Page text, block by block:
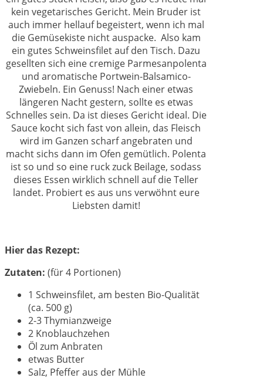
kein vegetarisches Gericht. Mein Bruder ist
auch immer hellauf begeistert, wenn ich mal
die Gemüsekiste nicht auspacke. Also kam
ein gutes Schweinsfilet auf den Tisch. Dazu
gesellten sich eine cremige Parmesanpolenta
und aromatische Portwein-Balsamico-
Zwiebeln. Ein Genuss! Nach einer etwas
längeren Nacht gestern, sollte es etwas
Schnelles sein. Da ist dieses Gericht ideal. Die
Sauce kocht sich fast von allein, das Fleisch
wird im Ganzen scharf angebraten und
macht sichs dann im Ofen gemütlich. Polenta
ist so und so eine ruck zuck Beilage, sodass
dieses Essen wirklich schnell auf die Teller
landet. Probiert es aus uns verwöhnt eure
Liebsten damit!
Hier das Rezept:
Zutaten: (für 4 Portionen)
1 Schweinsfilet, am besten Bio-Qualität
(ca. 500 g)
2-3 Thymianzweige
2 Knoblauchzehen
Öl zum Anbraten
etwas Butter
Salz, Pfeffer aus der Mühle